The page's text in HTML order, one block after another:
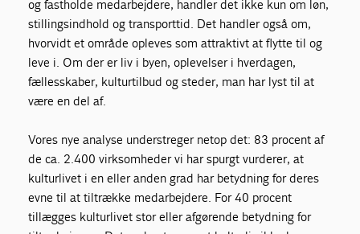
og fastholde medarbejdere, handler det ikke kun om løn,
stillingsindhold og transporttid. Det handler også om,
hvorvidt et område opleves som attraktivt at flytte til og
leve i. Om der er liv i byen, oplevelser i hverdagen,
fællesskaber, kulturtilbud og steder, man har lyst til at
være en del af.
Vores nye analyse understreger netop det: 83 procent af
de ca. 2.400 virksomheder vi har spurgt vurderer, at
kulturlivet i en eller anden grad har betydning for deres
evne til at tiltrække medarbejdere. For 40 procent
tillægges kulturlivet stor eller afgørende betydning for